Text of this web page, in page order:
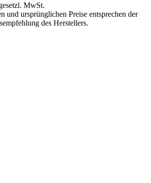
MwSt.
und ursprünglichen Preise entsprechen der
des Herstellers.